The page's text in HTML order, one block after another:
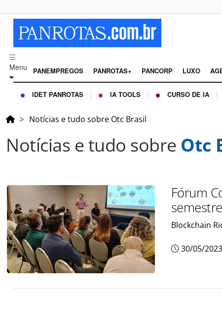
Menu PANEMPREGOS PANROTAS+ PANCORP LUXO
IDET PANROTAS IA TOOLS CURSO DE IA
Notícias e tudo sobre Otc Brasil
Notícias e tudo sobre Otc
Fórum
semestre
Blockchain
30/05/